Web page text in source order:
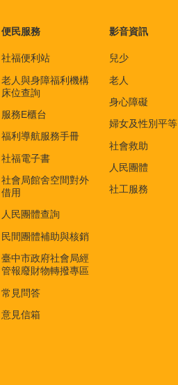
便民服務
社福便利站
老人與身障福利機構
床位查詢
服務E櫃台
福利導航服務手冊
社福電子書
社會局館舍空間對外
借用
人民團體查詢
民間團體補助與核銷
臺中市政府社會局經
管報廢財物轉撥專區
常見問答
意見信箱
影音資訊
兒少
老人
身心障礙
婦女及性別平等
社會救助
人民團體
社工服務